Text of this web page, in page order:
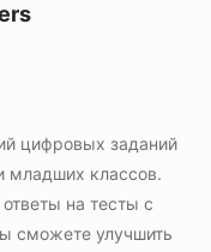
цифровых заданий
младших классов.
на тесты с
сможете улучшить